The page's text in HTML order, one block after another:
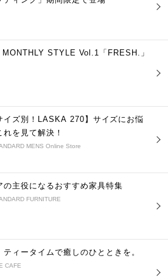
MONTHLY STYLE Vol.1「FRESH.」
イズ別！LASKA 270】サイズにお悩
を見て解決！
MENS Online Store
の主役になるおすすめ家具特集
FURNITURE
ティータイムで癒しのひとときを。
CAFE